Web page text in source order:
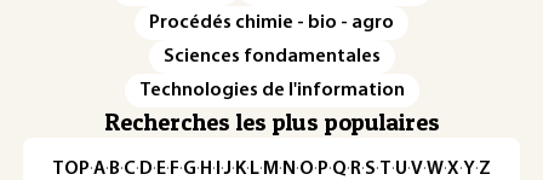
Procédés chimie - bio - agro
Sciences fondamentales
Technologies de l'information
Recherches les plus populaires
TOP·A·B·C· D· E· F·G· H · ·J· K· L· M · N ·O· P·Q· R·S·T·U·V·W·X·Y·Z